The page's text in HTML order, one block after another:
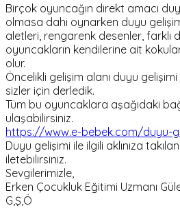
Birçok oyuncağın direkt amacı
olmasa dahi oynarken duyu
aletleri, rengarenk desenler, farklı
oyuncakların kendilerine ait
olur.
Öncelikli gelişim alanı duyu
sizler için derledik.
Tüm bu oyuncaklara aşağıdaki
ulaşabilirsiniz.
https://www.e-bebek.com/duyu-
Duyu gelişimi ile ilgili aklınıza
iletebilirsiniz.
Sevgilerimizle,
Erken Çocukluk Eğitimi Uzmanı
G,Ş,Ö